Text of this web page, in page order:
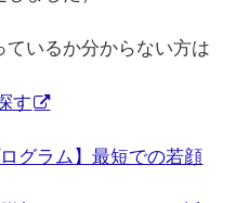
ているか分からない方は
す
グラム】最短での若顔